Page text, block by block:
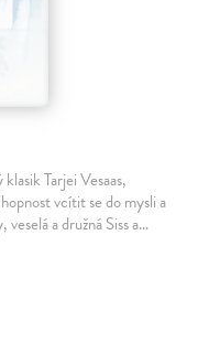
Tarjei Vesaas,
vcítit se do mysli a
a družná Siss a…